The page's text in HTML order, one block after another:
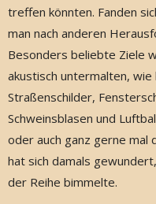
treffen könnten. Fanden
man nach anderen
Besonders beliebte Ziele
akustisch untermalten,
Straßenschilder,
Schweinsblasen und
oder auch ganz gerne mal
hat sich damals
der Reihe bimmelte.